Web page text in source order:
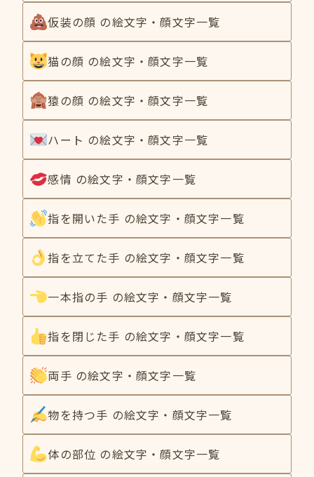
仮装の顔 の絵文字・顔文字一覧
猫の顔 の絵文字・顔文字一覧
猿の顔 の絵文字・顔文字一覧
ハート の絵文字・顔文字一覧
感情 の絵文字・顔文字一覧
指を開いた手 の絵文字・顔文字一覧
指を立てた手 の絵文字・顔文字一覧
一本指の手 の絵文字・顔文字一覧
指を閉じた手 の絵文字・顔文字一覧
両手 の絵文字・顔文字一覧
物を持つ手 の絵文字・顔文字一覧
体の部位 の絵文字・顔文字一覧